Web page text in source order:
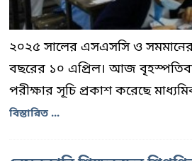
২০২৫ সালের এসএসসি ও
বছরের ১০ এপ্রিল। আজ
পরীক্ষার সূচি প্রকাশ করেছে
বিস্তারিত ...